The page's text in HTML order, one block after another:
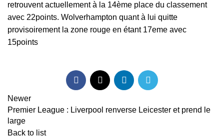
retrouvent actuellement à la 14ème place du classement
avec 22points. Wolverhampton quant à lui quitte
provisoirement la zone rouge en étant 17eme avec
15points
Newer
Premier League : Liverpool renverse Leicester et prend le
large
Back to list